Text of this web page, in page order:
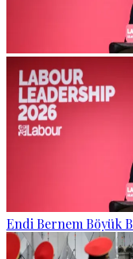
Endi Bernem Böyük